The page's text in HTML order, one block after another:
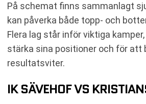
På schemat finns sammanlagt
kan påverka både topp- och
Flera lag står inför viktiga
stärka sina positioner och för att
resultatsviter.
IK SÄVEHOF VS